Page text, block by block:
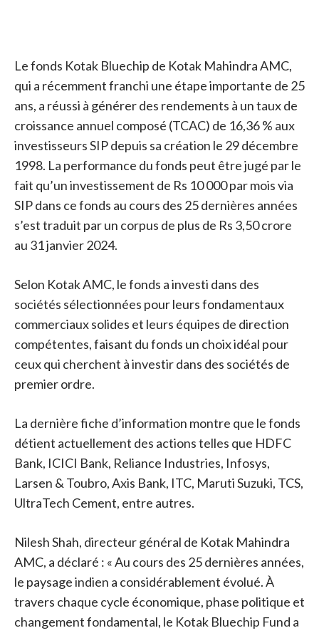
Le fonds Kotak Bluechip de Kotak Mahindra AMC,
qui a récemment franchi une étape importante de 25
ans, a réussi à générer des rendements à un taux de
croissance annuel composé (TCAC) de 16,36 % aux
investisseurs SIP depuis sa création le 29 décembre
1998. La performance du fonds peut être jugé par le
fait qu’un investissement de Rs 10 000 par mois via
SIP dans ce fonds au cours des 25 dernières années
s’est traduit par un corpus de plus de Rs 3,50 crore
au 31 janvier 2024.
Selon Kotak AMC, le fonds a investi dans des
sociétés sélectionnées pour leurs fondamentaux
commerciaux solides et leurs équipes de direction
compétentes, faisant du fonds un choix idéal pour
ceux qui cherchent à investir dans des sociétés de
premier ordre.
La dernière fiche d’information montre que le fonds
détient actuellement des actions telles que HDFC
Bank, ICICI Bank, Reliance Industries, Infosys,
Larsen & Toubro, Axis Bank, ITC, Maruti Suzuki, TCS,
UltraTech Cement, entre autres.
Nilesh Shah, directeur général de Kotak Mahindra
AMC, a déclaré : « Au cours des 25 dernières années,
le paysage indien a considérablement évolué. À
travers chaque cycle économique, phase politique et
changement fondamental, le Kotak Bluechip Fund a